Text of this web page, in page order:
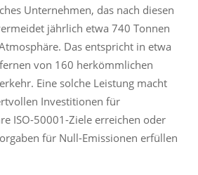
Unternehmen, das nach diesen
jährlich etwa 740 Tonnen
Das entspricht in etwa
von 160 herkömmlichen
Eine solche Leistung macht
Investitionen für
ISO-50001-Ziele erreichen oder
für Null-Emissionen erfüllen